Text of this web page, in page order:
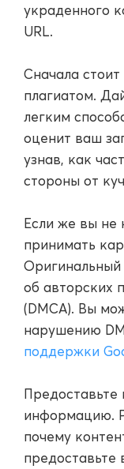
украденного
URL.
Сначала
плагиатом.
легким
оценит ваш
узнав, как
стороны от
Если же вы не
принимать
об авторских
(DMCA). Вы
нарушению
поддержки
информацию.
почему
предоставьте